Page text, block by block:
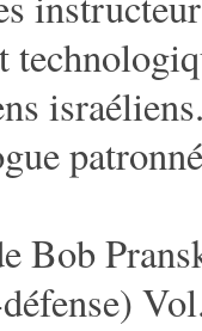
Bob